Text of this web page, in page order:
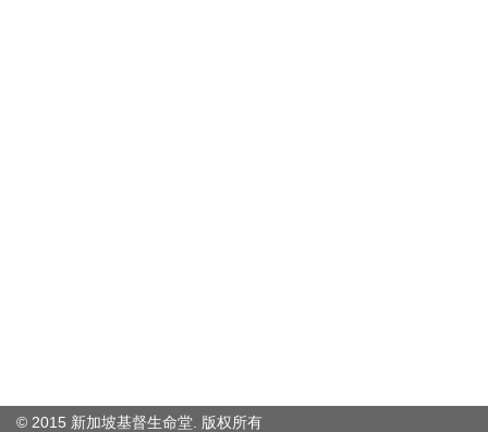
© 2015 新加坡基督生命堂. 版权所有